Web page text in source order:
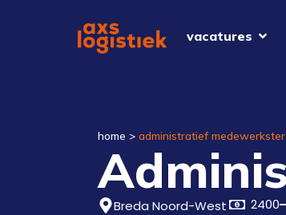
vacatures
home > administratief medewerkster
Breda Noord-West 2400